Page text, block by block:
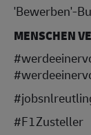
'Bewerben'-
MENSCHEN
#F1Zusteller